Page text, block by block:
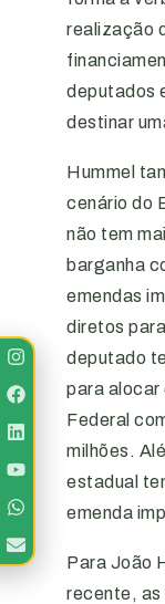
realização
deputados
destinar
Hummel
cenário do
não tem
barganha
emendas
diretos
deputado
para alocar
Federal
milhões.
estadual
emenda
Para João
recente, as